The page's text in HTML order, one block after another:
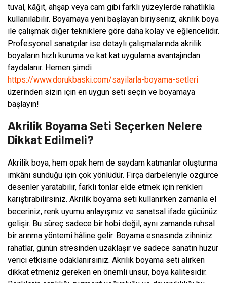
tuval, kâğıt, ahşap veya cam gibi farklı yüzeylerde rahatlıkla
kullanılabilir. Boyamaya yeni başlayan biriyseniz, akrilik boya
ile çalışmak diğer tekniklere göre daha kolay ve eğlencelidir.
Profesyonel sanatçılar ise detaylı çalışmalarında akrilik
boyaların hızlı kuruma ve kat kat uygulama avantajından
faydalanır. Hemen şimdi
https://www.dorukbaski.com/sayilarla-boyama-setleri
üzerinden sizin için en uygun seti seçin ve boyamaya
başlayın!
Akrilik Boyama Seti Seçerken Nelere
Dikkat Edilmeli?
Akrilik boya, hem opak hem de saydam katmanlar oluşturma
imkânı sunduğu için çok yönlüdür. Fırça darbeleriyle özgürce
desenler yaratabilir, farklı tonlar elde etmek için renkleri
karıştırabilirsiniz. Akrilik boyama seti kullanırken zamanla el
beceriniz, renk uyumu anlayışınız ve sanatsal ifade gücünüz
gelişir. Bu süreç sadece bir hobi değil, aynı zamanda ruhsal
bir arınma yöntemi hâline gelir. Boyama esnasında zihniniz
rahatlar, günün stresinden uzaklaşır ve sadece sanatın huzur
verici etkisine odaklanırsınız. Akrilik boyama seti alırken
dikkat etmeniz gereken en önemli unsur, boya kalitesidir.